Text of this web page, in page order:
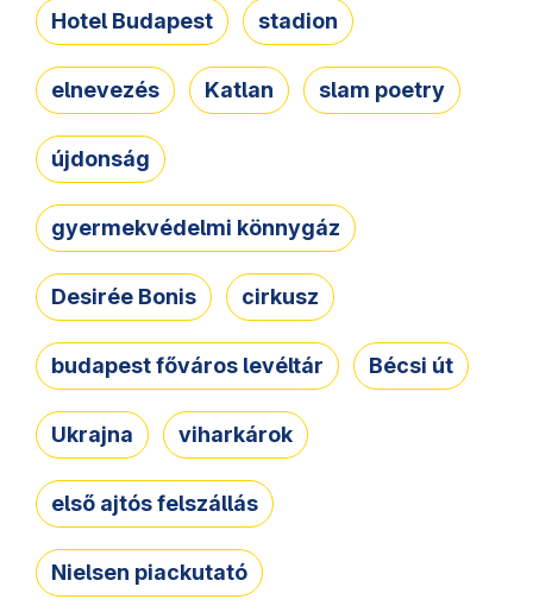
Hotel Budapest stadion
elnevezés Katlan slam poetry
újdonság
gyermekvédelmi könnygáz
Desirée Bonis cirkusz
budapest főváros levéltár Bécsi út
Ukrajna viharkárok
első ajtós felszállás
Nielsen piackutató